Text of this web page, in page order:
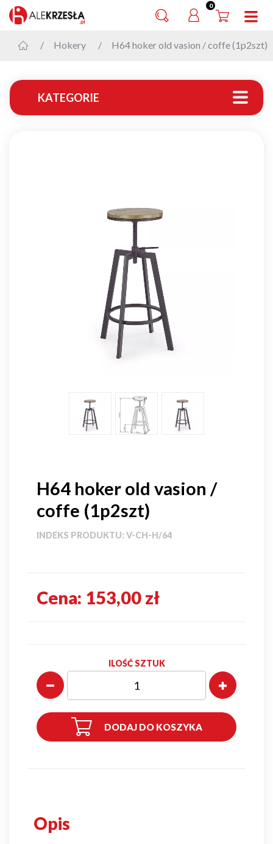
0
Hokery H64 hoker old vasion / coffe (1p2szt)
KATEGORIE
H64 hoker old vasion /
coffe (1p2szt)
INDEKS PRODUKTU: V-CH-H/64
Cena: 153,00 zł
ILOŚĆ SZTUK
DODAJ DO KOSZYKA
Opis